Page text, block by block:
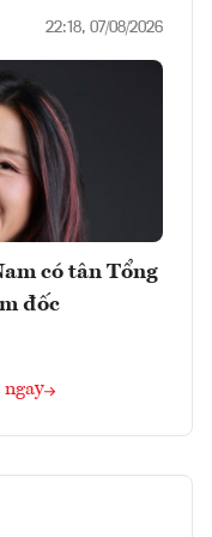
22:18, 07/08/2026
có tân Tổng
đốc